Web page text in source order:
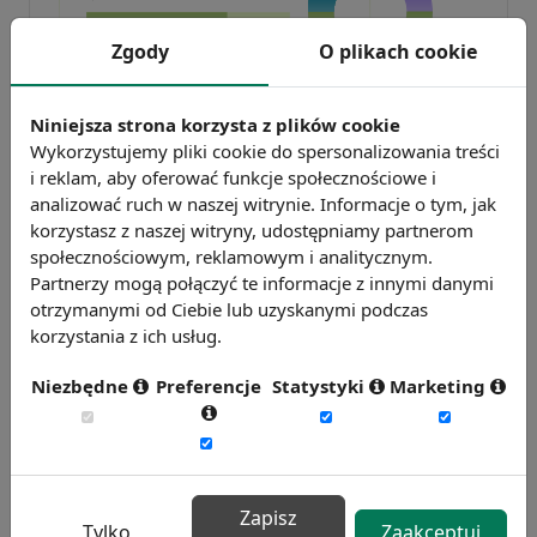
Badanie wskaźnikiHR 2026
Zmierz 59 wskaźników efektywności
personalnej, w tym absencję, fluktuację i
efektywność pracy.
Weź udział w badaniu
Badanie satysfakcji w Twojej firmie
Zgody O plikach cookie
Niniejsza strona korzysta z plików cookie
Wykorzystujemy pliki cookie do spersonalizowania treści
i reklam, aby oferować funkcje społecznościowe i
analizować ruch w naszej witrynie. Informacje o tym, jak
korzystasz z naszej witryny, udostępniamy partnerom
społecznościowym, reklamowym i analitycznym.
Partnerzy mogą połączyć te informacje z innymi danymi
otrzymanymi od Ciebie lub uzyskanymi podczas
korzystania z ich usług.
Niezbędne Preferencje Statystyki Marketing
Tylko
Zapisz
Zaakceptuj